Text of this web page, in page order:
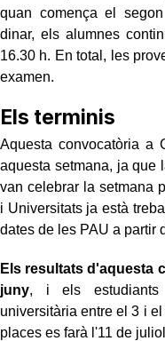
quan comença el
dinar, els alumnes
16.30 h. En total, les
examen.
Els terminis
Aquesta convocatòria a
aquesta setmana, ja que
van celebrar la setmana
i Universitats ja està
dates de les PAU a partir
Els resultats d'aquesta
juny, i els estudiants
universitària entre el 3 i
places es farà l'11 de